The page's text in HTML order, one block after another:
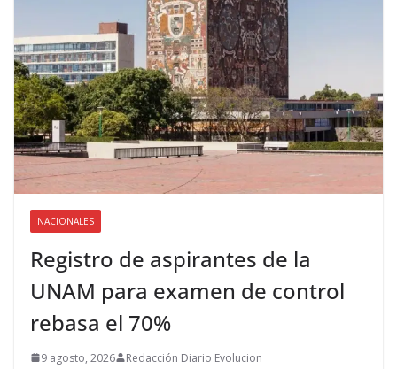
NACIONALES
Registro de aspirantes de la
UNAM para examen de control
rebasa el 70%
9 agosto, 2026 Redacción Diario Evolucion